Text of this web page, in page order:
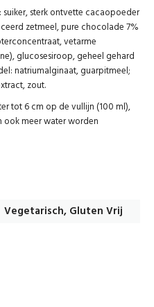
: suiker, sterk ontvette cacaopoeder
zetmeel, pure chocolade 7%
vetarme
glucosesiroop, geheel gehard
natriumalginaat, guarpitmeel;
zout.
tot 6 cm op de vullijn (100 ml),
ook meer water worden
Vegetarisch, Gluten Vrij